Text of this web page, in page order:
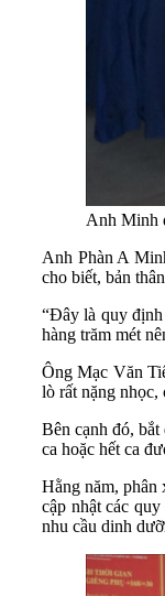
Anh Minh
Anh Phàn A
cho biết, bản
“Đây là quy định
hàng trăm mét
Ông Mạc Văn
lò rất nặng
Bên cạnh đó,
ca hoặc hết ca
Hằng năm, phân
cập nhật các
nhu cầu dinh